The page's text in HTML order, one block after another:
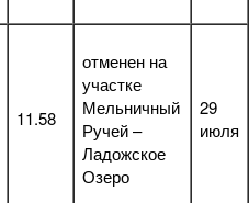
11.58
отменен на
участке
Мельничный
Ручей –
Ладожское
Озеро
29
июля